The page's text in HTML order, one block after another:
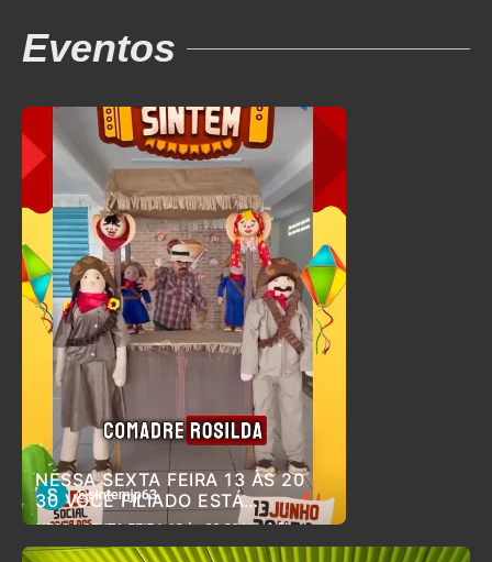
Eventos
NESSA SEXTA FEIRA 13 ÀS 20
30 VOCÊ FILIADO ESTÁ
CONVIDADO PARA O ARRAIÁ DO
SINTEM